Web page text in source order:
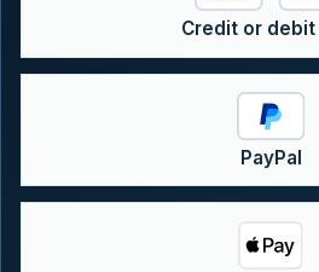
Credit or debit
PayPal